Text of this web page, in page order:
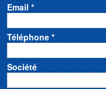
Email *
Téléphone *
Société